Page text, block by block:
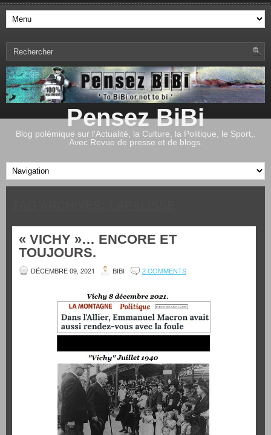
Pensez BiBi
Blog polémique sur l'Actualité, la Culture, la Politique, le Sport,.
Avec Revue de presse et de blogs.
« VICHY »… ENCORE ET
TOUJOURS.
DÉCEMBRE 09, 2021 BIBI 2 COMMENTS